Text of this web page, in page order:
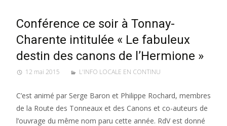
Conférence ce soir à Tonnay-
Charente intitulée « Le fabuleux
destin des canons de l’Hermione »
12 mai 2015 L'INFO LOCALE EN CONTINU
C’est animé par Serge Baron et Philippe Rochard, membres
de la Route des Tonneaux et des Canons et co-auteurs de
l’ouvrage du même nom paru cette année. RdV est donné